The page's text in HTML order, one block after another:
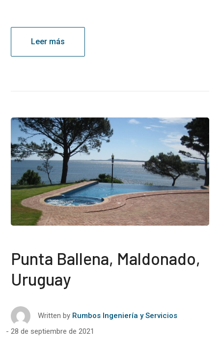
Leer más
Punta Ballena, Maldonado,
Uruguay
Written by Rumbos Ingeniería y Servicios
28 de septiembre de 2021